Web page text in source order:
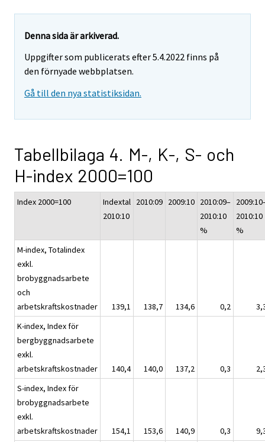
Denna sida är arkiverad.
Uppgifter som publicerats efter 5.4.2022 finns på
den förnyade webbplatsen.
Gå till den nya statistiksidan.
Tabellbilaga 4. M-, K-, S- och
H-index 2000=100
Index 2000=100
Indextal
2010:10
2010:09 2009:10 2010:09–
2010:10
%
2010:10
%
M-index, Totalindex
exkl.
brobyggnadsarbete
och
arbetskraftskostnader
139,1 138,7 134,6 0,2
K-index, Index för
bergbyggnadsarbete
exkl.
arbetskraftskostnader
140,4 140,0 137,2 0,3
S-index, Index för
brobyggnadsarbete
exkl.
arbetskraftskostnader
154,1 153,6 140,9 0,3